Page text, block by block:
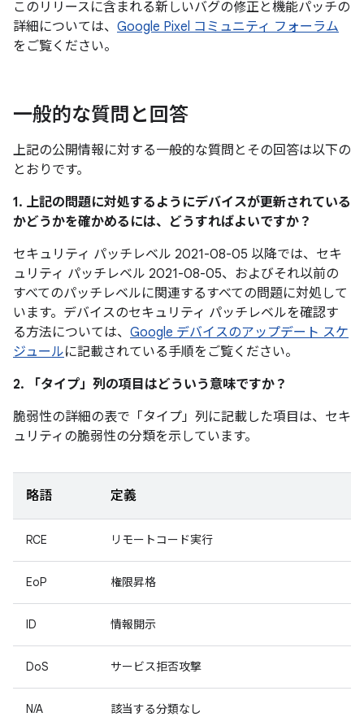
このリリースに含まれる新しいバグの修正と機能パッチの
詳細については、 Google Pixel コミュニティ フォーラム
をご覧ください。
一般的な質問と回答
上記の公開情報に対する一般的な質問とその回答は以下の
とおりです。
1. 上記の問題に対処するようにデバイスが更新されている
かどうかを確かめるには、どうすればよいですか？
セキュリティ パッチレベル 2021-08-05 以降では、セキ
ュリティ パッチレベル 2021-08-05、およびそれ以前の
すべてのパッチレベルに関連するすべての問題に対処して
います。デバイスのセキュリティ パッチレベルを確認す
る方法については、 Google デバイスのアップデート スケ
ジュールに記載されている手順をご覧ください。
2. 「タイプ」 列の項目はどういう意味ですか？
脆弱性の詳細の表で「タイプ」 列に記載した項目は、セキ
ュリティの脆弱性の分類を示しています。
略語 定義
RCE リモートコード実行
EoP 権限昇格
ID 情報開示
DoS サービス拒否攻撃
N/A 該当する分類なし